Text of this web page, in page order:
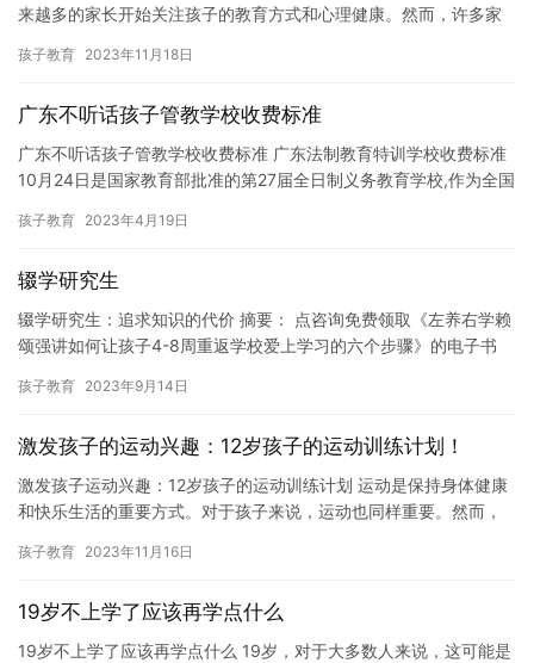
来越多的家长开始关注孩子的教育方式和心理健康。然而，许多家
安。实…
孩子教育 2023年11月18日
广东不听话孩子管教学校收费标准
广东不听话孩子管教学校收费标准 广东法制教育特训学校收费标准
10月24日是国家教育部批准的第27届全日制义务教育学校,作为全国
孩子教育 2023年4月19日
辍学研究生
辍学研究生：追求知识的代价 摘要： 点咨询免费领取《左养右学赖
颂强讲如何让孩子4-8周重返学校爱上学习的六个步骤》的电子书
孩子教育 2023年9月14日
激发孩子的运动兴趣：12岁孩子的运动训练计划！
激发孩子运动兴趣：12岁孩子的运动训练计划 运动是保持身体健康
和快乐生活的重要方式。对于孩子来说，运动也同样重要。然而，
运…
孩子教育 2023年11月16日
19岁不上学了应该再学点什么
19岁不上学了应该再学点什么 19岁，对于大多数人来说，这可能是